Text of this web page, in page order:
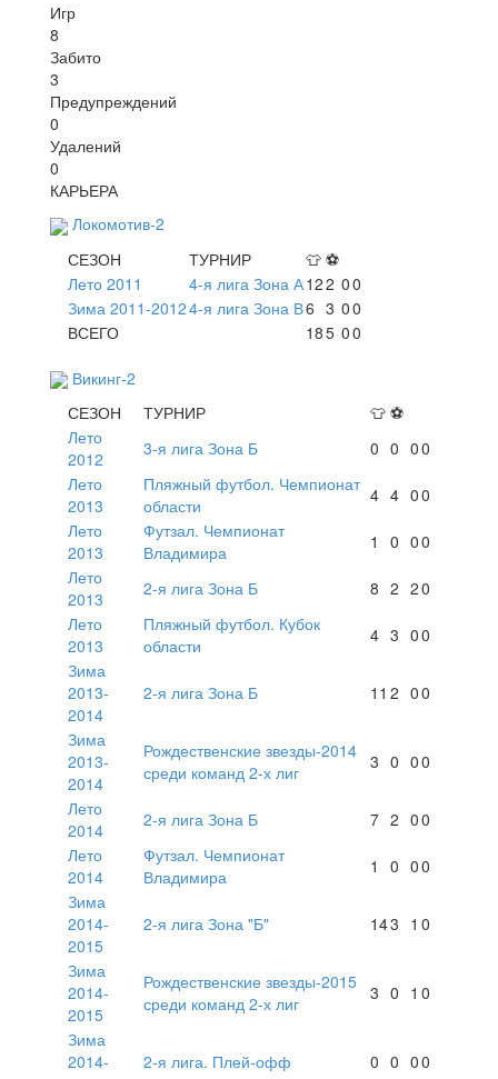
Игр
8
Забито
3
Предупреждений
0
Удалений
0
КАРЬЕРА
Локомотив-2
СЕЗОН
ТУРНИР 👕 ⚽
Лето 2011
4-я лига Зона А122 00
Зима 2011-20124-я лига Зона В6 3 00
ВСЕГО
185 00
Викинг-2
СЕЗОН
ТУРНИР 👕 ⚽
Лето
2012
3-я лига Зона Б 0 0 00
Лето
2013
Пляжный футбол. Чемпионат
области
4 4 00
Лето
2013
Футзал. Чемпионат
Владимира
1 0 00
Лето
2013
2-я лига Зона Б 8 2 20
Лето
2013
Пляжный футбол. Кубок
области
4 3 00
Зима
2013-
2014
2-я лига Зона Б 11 2 00
Зима
2013-
2014
Рождественские звезды-2014
среди команд 2-х лиг
3 0 00
Лето
2014
2-я лига Зона Б 7 2 00
Лето
2014
Футзал. Чемпионат
Владимира
1 0 00
Зима
2014-
2015
2-я лига Зона "Б" 143 1 0
Зима
2014-
2015
Рождественские звезды-2015
среди команд 2-х лиг
3 0 1 0
Зима
2014-
2-я лига. Плей-офф 0 0 00